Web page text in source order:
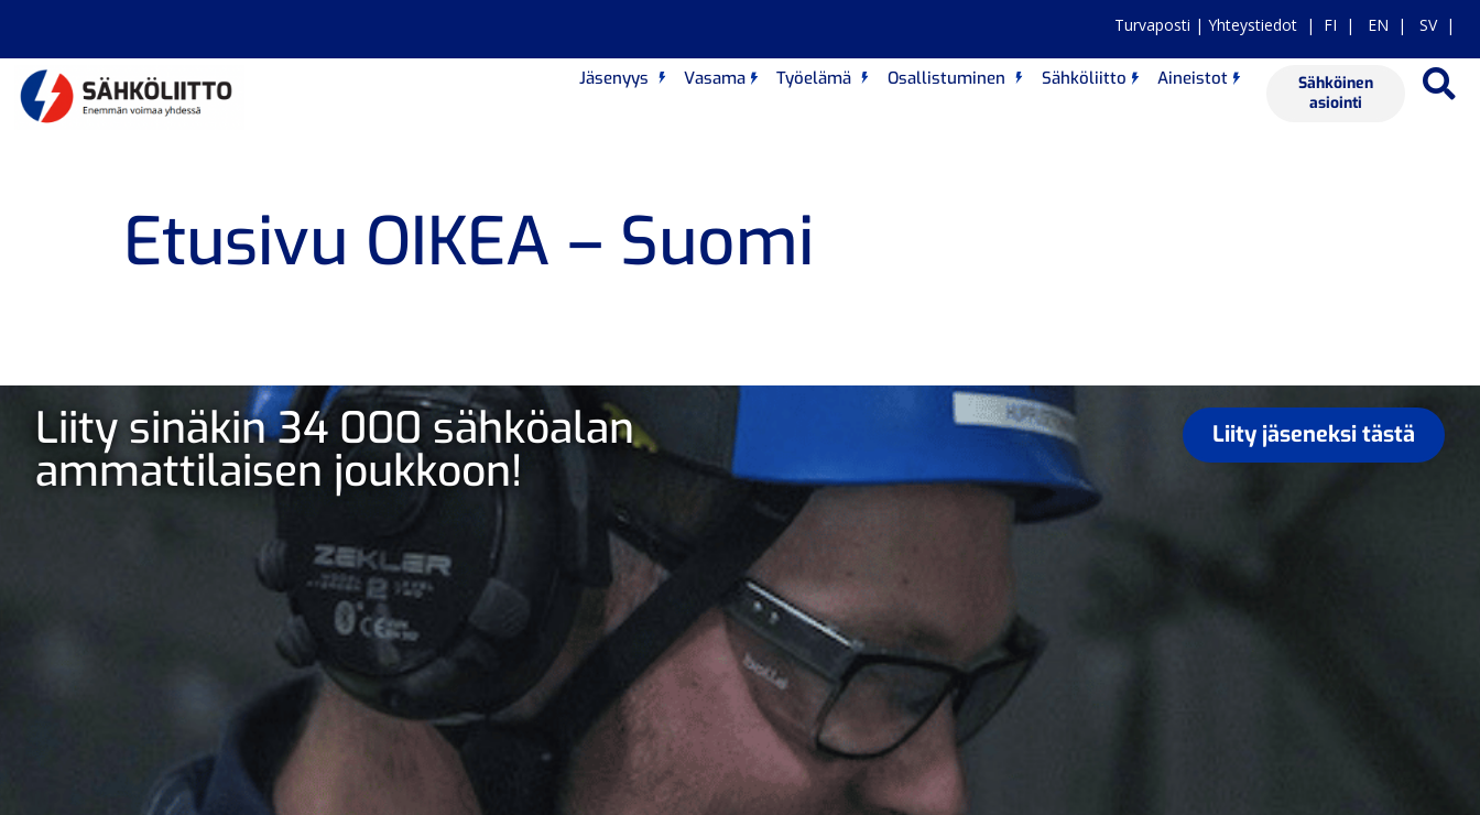
Turvaposti | Yhteystiedot| FI | EN | SV |
Jäsenyys Vasama Työelämä Osallistuminen Sähköliitto Aineistot
Sähköinen
asiointi
Etusivu OIKEA – Suomi
Liity sinäkin 34 000 sähköalan
ammattilaisen joukkoon!
Liity jäseneksi tästä